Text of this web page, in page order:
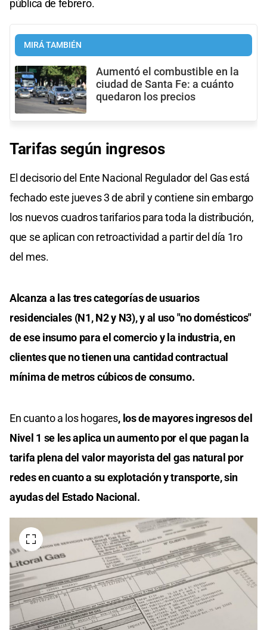
pública de febrero.
MIRÁ TAMBIÉN
Aumentó el combustible en la
ciudad de Santa Fe: a cuánto
quedaron los precios
Tarifas según ingresos
El decisorio del Ente Nacional Regulador del Gas está
fechado este jueves 3 de abril y contiene sin embargo
los nuevos cuadros tarifarios para toda la distribución,
que se aplican con retroactividad a partir del día 1ro
del mes.
Alcanza a las tres categorías de usuarios
residenciales (N1, N2 y N3), y al uso "no domésticos"
de ese insumo para el comercio y la industria, en
clientes que no tienen una cantidad contractual
mínima de metros cúbicos de consumo.
En cuanto a los hogares, los de mayores ingresos del
Nivel 1 se les aplica un aumento por el que pagan la
tarifa plena del valor mayorista del gas natural por
redes en cuanto a su explotación y transporte, sin
ayudas del Estado Nacional.